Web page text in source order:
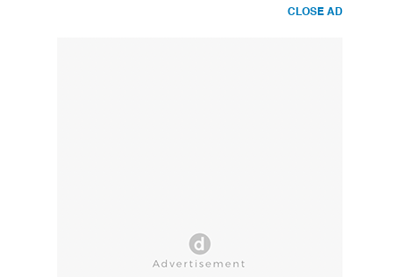
CLOSE AD